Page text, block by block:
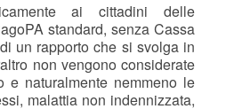
ai cittadini delle
standard, senza Cassa
un rapporto che si svolga in
non vengono considerate
e naturalmente nemmeno le
malattia non indennizzata,